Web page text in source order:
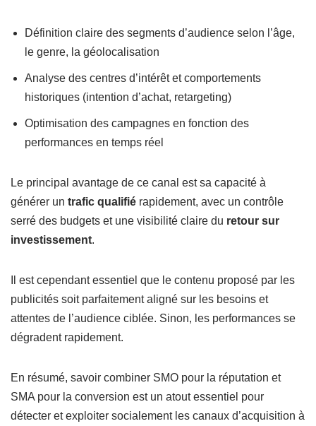
Définition claire des segments d’audience selon l’âge,
le genre, la géolocalisation
Analyse des centres d’intérêt et comportements
historiques (intention d’achat, retargeting)
Optimisation des campagnes en fonction des
performances en temps réel
Le principal avantage de ce canal est sa capacité à
générer un trafic qualifié rapidement, avec un contrôle
serré des budgets et une visibilité claire du retour sur
investissement.
Il est cependant essentiel que le contenu proposé par les
publicités soit parfaitement aligné sur les besoins et
attentes de l’audience ciblée. Sinon, les performances se
dégradent rapidement.
En résumé, savoir combiner SMO pour la réputation et
SMA pour la conversion est un atout essentiel pour
détecter et exploiter socialement les canaux d’acquisition à